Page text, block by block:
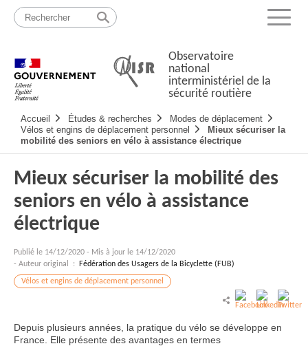
Passer
contenu
Menu
Observatoire
national
interministériel de la
sécurité routière
principale
Accueil Études & recherches
Modes de déplacement
Vélos et engins de déplacement personnel
Mieux sécuriser la
mobilité des seniors en vélo à assistance électrique
Mieux sécuriser la mobilité des
seniors en vélo à assistance
électrique
Publié le 14/12/2020 - Mis à jour le 14/12/2020
- Auteur original : Fédération des Usagers de la Bicyclette (FUB)
Vélos et engins de déplacement personnel
Depuis plusieurs années, la pratique du vélo se développe en
France. Elle présente des avantages en termes